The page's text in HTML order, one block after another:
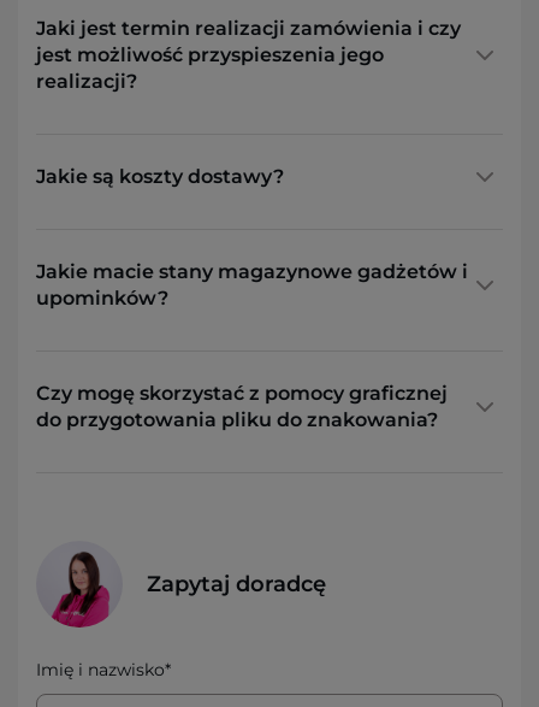
Jaki jest termin realizacji zamówienia i czy
jest możliwość przyspieszenia jego
realizacji?
Jakie są koszty dostawy?
Jakie macie stany magazynowe gadżetów i
upominków?
Czy mogę skorzystać z pomocy graficznej
do przygotowania pliku do znakowania?
Zapytaj doradcę
Imię i nazwisko*